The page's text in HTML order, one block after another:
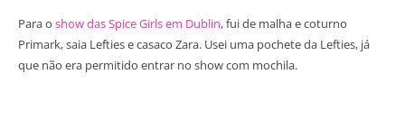
Para o show das Spice Girls em Dublin, fui de malha e coturno
Primark, saia Lefties e casaco Zara. Usei uma pochete da Lefties, já
que não era permitido entrar no show com mochila.